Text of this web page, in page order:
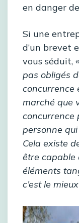
en danger
Si une
d’un brevet
vous séduit, «
pas obligés
concurrence
marché que
concurrence
personne
Cela existe
être capable
éléments
c’est le mieux